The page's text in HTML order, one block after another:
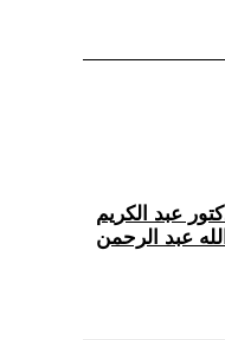
عبد الكريم
عبد الرحمن